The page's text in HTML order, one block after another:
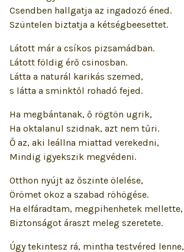
Csendben hallgatja az ingadozó éned.
Szüntelen biztatja a kétségbeesettet.
Látott már a csíkos pizsamádban.
Látott földig érő csinosban.
Látta a naturál karikás szemed,
s látta a sminktől rohadó fejed.
Ha megbántanak, ő rögtön ugrik,
Ha oktalanul szidnak, azt nem tűri.
Ő az, aki leállna miattad verekedni,
Mindig igyekszik megvédeni.
Otthon nyújt az őszinte ölelése,
Örömet okoz a szabad röhögése.
Ha elfáradtam, megpihenhetek mellette,
Biztonságot áraszt meleg szeretete.
Úgy tekintesz rá, mintha testvéred lenne,